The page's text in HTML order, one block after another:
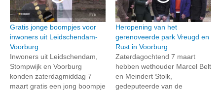
Gratis jonge boompjes voor
inwoners uit Leidschendam-
Voorburg
Inwoners uit Leidschendam,
Stompwijk en Voorburg
konden zaterdagmiddag 7
maart gratis een jong boompje
Heropening van het
gerenoveerde park Vreugd en
Rust in Voorburg
Zaterdagochtend 7 maart
hebben wethouder Marcel Belt
en Meindert Stolk,
gedeputeerde van de